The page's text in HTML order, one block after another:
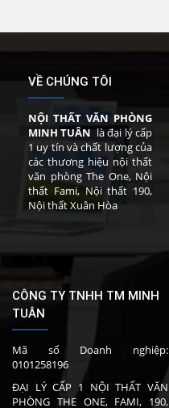
VỀ CHÚNG TÔI
NỘI THẤT VĂN PHÒNG
MINH TUÂN là đại lý cấp
1 uy tín và chất lượng của
các thương hiệu nội thất
văn phòng The One, Nội
thất Fami, Nội thất 190,
Nội thất Xuân Hòa
CÔNG TY TNHH TM MINH
TUÂN
Mã số Doanh nghiệp:
0101258196
ĐẠI LÝ CẤP 1 NỘI THẤT VĂN
PHÒNG THE ONE, FAMI, 190,